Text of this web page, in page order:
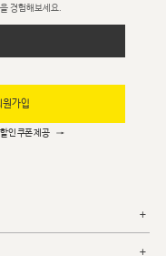
경험해보세요.
가입
인 쿠폰 제공 →